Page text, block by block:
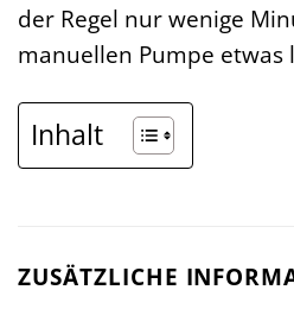
der Regel nur wenige
manuellen Pumpe etwas
Inhalt
ZUSÄTZLICHE